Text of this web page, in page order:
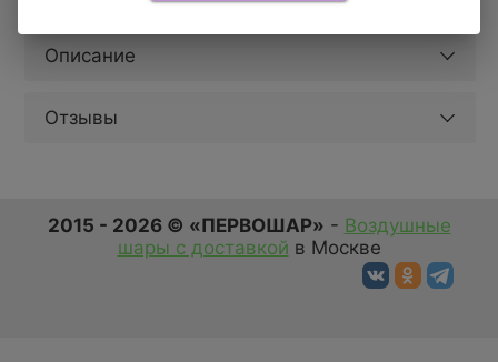
Описание
Отзывы
2015 - 2026 © «ПЕРВОШАР» - Воздушные
шары с доставкой в Москве